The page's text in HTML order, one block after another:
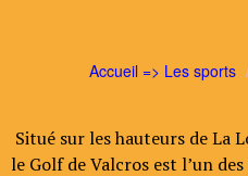
Accueil => Les sports
Situé sur les hauteurs de La
le Golf de Valcros est l’un